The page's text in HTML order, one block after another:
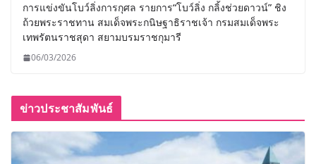
การแข่งขันโบว์ลิ่งการกุศล รายการ“โบว์ลิ่ง กลิ้งช่วยดาวน์” ชิง
ถ้วยพระราชทาน สมเด็จพระกนิษฐาธิราชเจ้า กรมสมเด็จพระ
เทพรัตนราชสุดา สยามบรมราชกุมารี
06/03/2026
ข่าวประชาสัมพันธ์